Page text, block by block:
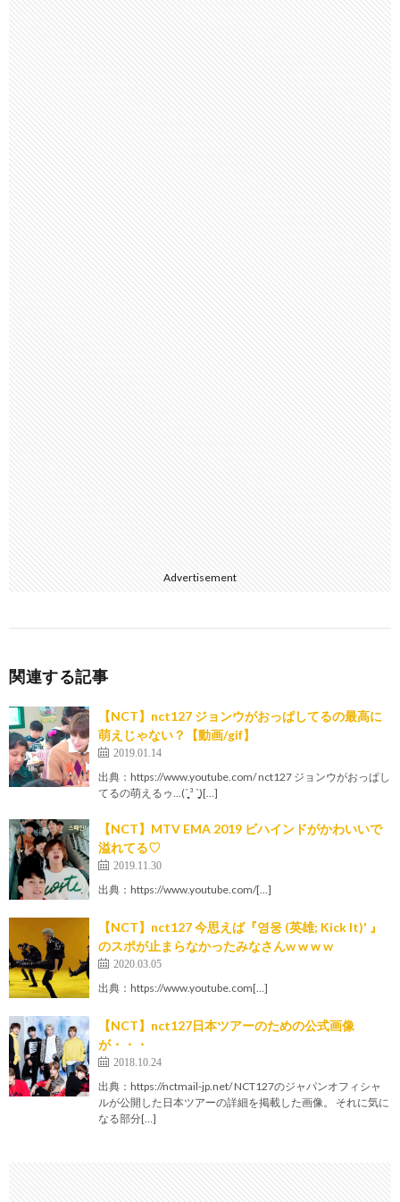
Advertisement
関連する記事
【NCT】nct127 ジョンウがおっぱしてるの最高に
萌えじゃない？【動画/gif】
2019.01.14
出典：https://www.youtube.com/ nct127 ジョンウがおっぱし
てるの萌えるゥ…(ˊ̥̥̥̥̥ ³ ˋ̥̥̥̥̥)[…]
【NCT】MTV EMA 2019 ビハインドがかわいいで
溢れてる♡
2019.11.30
出典：https://www.youtube.com/[…]
【NCT】nct127 今思えば『영웅 (英雄; Kick It)' 』
のスポが止まらなかったみなさんw w w w
2020.03.05
出典：https://www.youtube.com[…]
【NCT】nct127日本ツアーのための公式画像
が・・・
2018.10.24
出典：https://nctmail-jp.net/ NCT127のジャパンオフィシャ
ルが公開した日本ツアーの詳細を掲載した画像。 それに気に
なる部分[…]